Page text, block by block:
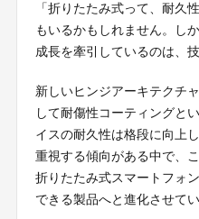
「折りたたみ式って、耐
もいるかもしれません。し
成長を牽引しているのは、
新しいヒンジアーキテクチ
して耐傷性コーティングと
イスの耐久性は格段に向上
重視する傾向がある中で、
折りたたみ式スマートフォ
できる製品へと進化させて